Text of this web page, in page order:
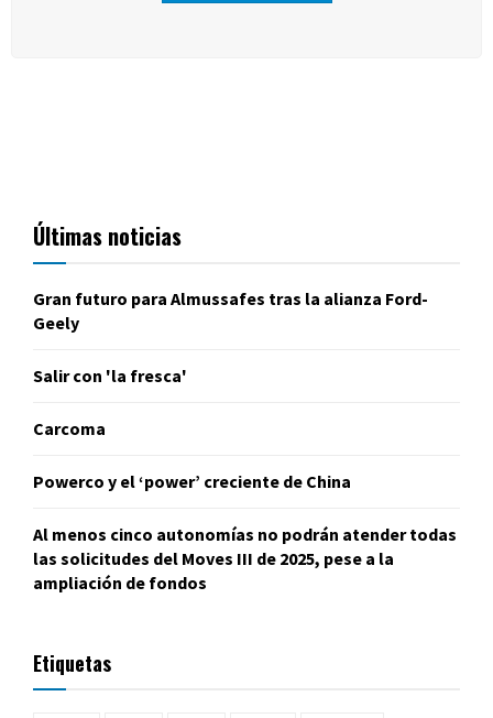
Últimas noticias
Gran futuro para Almussafes tras la alianza Ford-
Geely
Salir con 'la fresca'
Carcoma
Powerco y el ‘power’ creciente de China
Al menos cinco autonomías no podrán atender todas
las solicitudes del Moves III de 2025, pese a la
ampliación de fondos
Etiquetas